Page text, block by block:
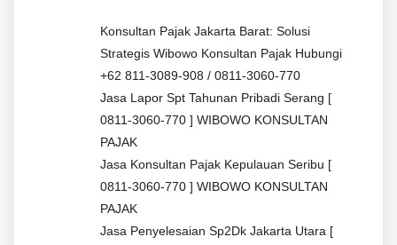
Konsultan Pajak Jakarta Barat: Solusi
Strategis Wibowo Konsultan Pajak Hubungi
+62 811-3089-908 / 0811-3060-770
Jasa Lapor Spt Tahunan Pribadi Serang [
0811-3060-770 ] WIBOWO KONSULTAN
PAJAK
Jasa Konsultan Pajak Kepulauan Seribu [
0811-3060-770 ] WIBOWO KONSULTAN
PAJAK
Jasa Penyelesaian Sp2Dk Jakarta Utara [